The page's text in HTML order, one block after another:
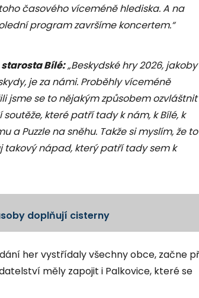
časového víceméně hlediska. A na
program završíme koncertem.“
Bílé:„Beskydské hry 2026, jakoby
je za námi. Proběhly víceméně
jsme se to nějakým způsobem ozvláštnit
které patří tady k nám, k Bílé, k
a Puzzle na sněhu. Takže si myslím, že to
takový nápad, který patří tady sem k
doplňují cisterny
her vystřídaly všechny obce, začne
měly zapojit i Palkovice, které se